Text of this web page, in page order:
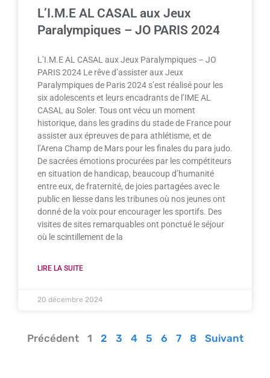
L’I.M.E AL CASAL aux Jeux
Paralympiques – JO PARIS 2024
L’I.M.E AL CASAL aux Jeux Paralympiques – JO
PARIS 2024 Le rêve d’assister aux Jeux
Paralympiques de Paris 2024 s’est réalisé pour les
six adolescents et leurs encadrants de l’IME AL
CASAL au Soler. Tous ont vécu un moment
historique, dans les gradins du stade de France pour
assister aux épreuves de para athlétisme, et de
l’Arena Champ de Mars pour les finales du para judo.
De sacrées émotions procurées par les compétiteurs
en situation de handicap, beaucoup d’humanité
entre eux, de fraternité, de joies partagées avec le
public en liesse dans les tribunes où nos jeunes ont
donné de la voix pour encourager les sportifs. Des
visites de sites remarquables ont ponctué le séjour
où le scintillement de la
LIRE LA SUITE
20 décembre 2024
Précédent 1 2 3 4 5 6 7 8 Suivant